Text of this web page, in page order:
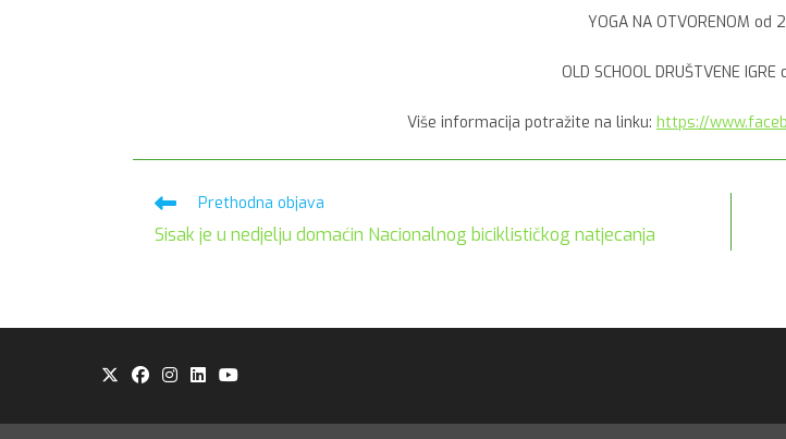
YOGA NA OTVORENOM od
OLD SCHOOL DRUŠTVENE
Više informacija potražite na linku: https://
Pročitaj
članaka
Prethodna objava
Sisak je u nedjelju domaćin Nacionalnog biciklističkog natjecanja